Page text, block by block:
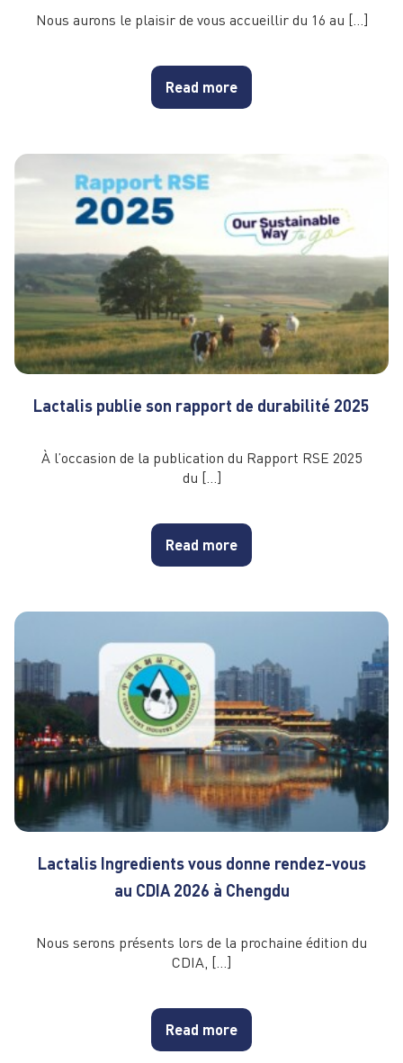
Nous aurons le plaisir de vous accueillir du 16 au […]
Read more
Lactalis publie son rapport de durabilité 2025
À l’occasion de la publication du Rapport RSE 2025
du […]
Read more
Lactalis Ingredients vous donne rendez-vous
au CDIA 2026 à Chengdu
Nous serons présents lors de la prochaine édition du
CDIA, […]
Read more